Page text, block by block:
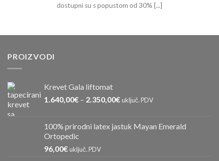
dostupni su s popustom od 30% [...]
PROIZVODI
Krevet Gala liftomat
1.640,00€ – 2.350,00€ uključ. PDV
100% prirodni latex jastuk Mayan Emerald
Ortopedic
96,00€ uključ. PDV